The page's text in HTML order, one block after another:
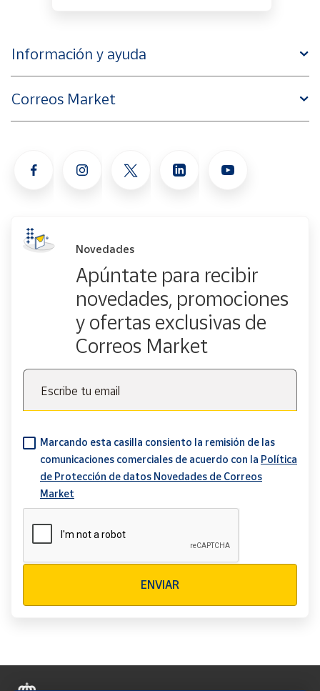
Información y ayuda
Correos Market
Novedades
Apúntate para recibir
novedades, promociones
y ofertas exclusivas de
Correos Market
Escribe tu email
Marcando esta casilla consiento la remisión de las
comunicaciones comerciales de acuerdo con la Política
de Protección de datos Novedades de Correos
Market
ENVIAR